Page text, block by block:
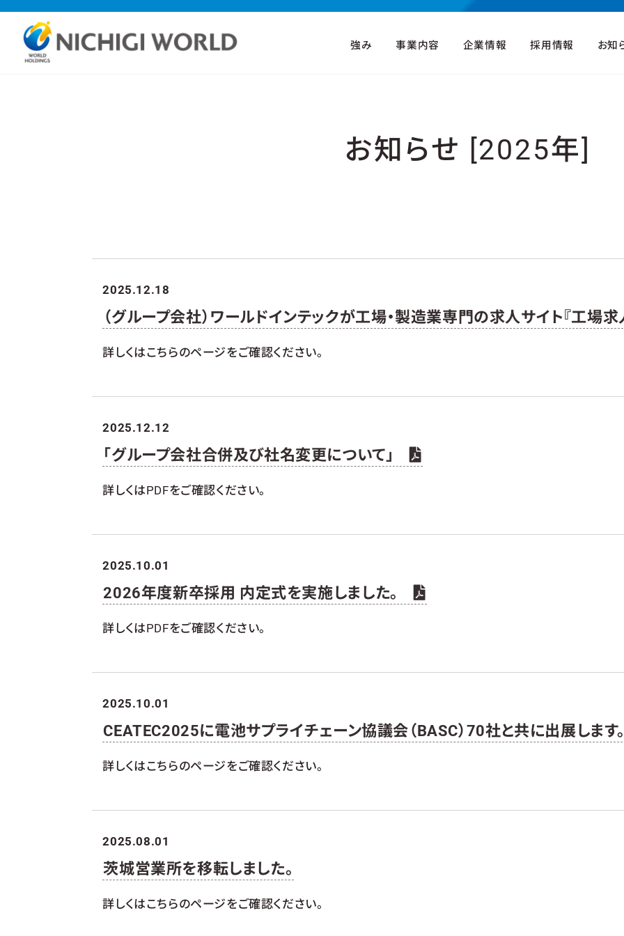
強み 事業内容 企業情報 採用情報 お知
お知らせ [2025年]
2025.12.18
（グループ会社）ワールドインテックが工場・製造業専門の求人サイト『工場求
詳しくはこちらのページをご確認ください。
2025.12.12
「グループ会社合併及び社名変更について」
詳しくはPDFをご確認ください。
2025.10.01
2026年度新卒採用 内定式を実施しました。
詳しくはPDFをご確認ください。
2025.10.01
CEATEC2025に電池サプライチェーン協議会（BASC）70社と共に出展します。
詳しくはこちらのページをご確認ください。
2025.08.01
茨城営業所を移転しました。
詳しくはこちらのページをご確認ください。